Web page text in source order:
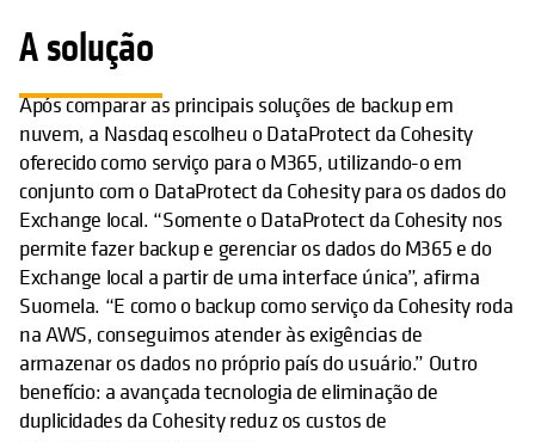
A solução
Após comparar as principais soluções de backup em
nuvem, a Nasdaq escolheu o DataProtect da Cohesity
oferecido como serviço para o M365, utilizando-o em
conjunto com o DataProtect da Cohesity para os dados do
Exchange local. “Somente o DataProtect da Cohesity nos
permite fazer backup e gerenciar os dados do M365 e do
Exchange local a partir de uma interface única”, afirma
Suomela. “E como o backup como serviço da Cohesity roda
na AWS, conseguimos atender às exigências de
armazenar os dados no próprio país do usuário.” Outro
benefício: a avançada tecnologia de eliminação de
duplicidades da Cohesity reduz os custos de